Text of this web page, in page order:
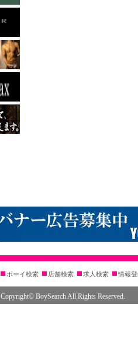
ボーイ検索 店舗検索 求人検索 情報
Copyright© BoySearch All Rights Reserved.